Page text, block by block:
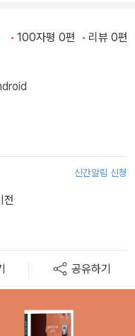
100자평 0편 리뷰 0편
신간알림 신청
전
공유하기